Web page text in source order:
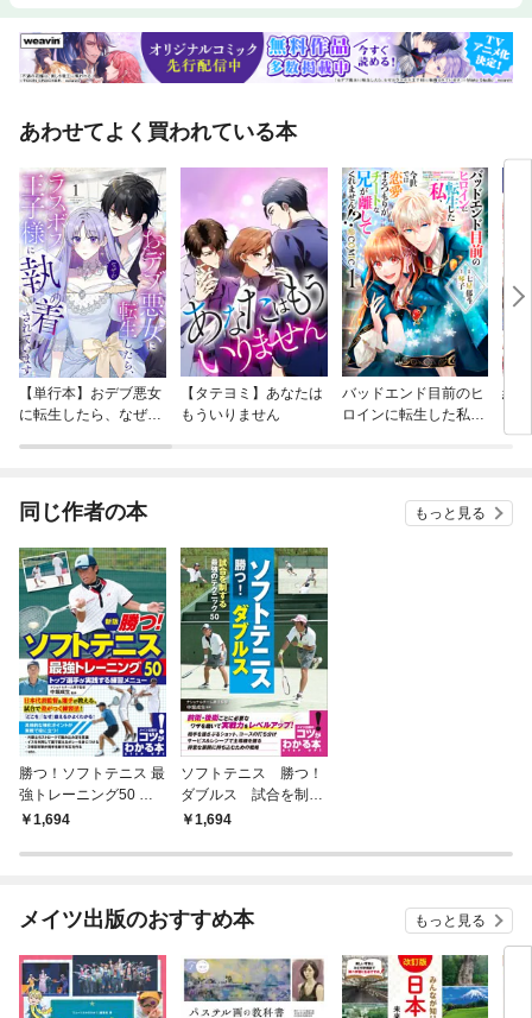
リップ・待球姿勢・フットワーク基本はウエスタングリップ。正しい待球
姿勢から打点へ*ポイント03 グラウンドストローク(フォアハンド)安定し
たグラウンドストロークが後衛のプレー全般を支える・・・など全16項目
なテクニックと読む力、思い切りの良さが必須*ポイント18 グリップ・待
*ポイント19 正面ボレー正面ボレーはあらゆるボレーの基礎・・・など全
14項目☆PART3 サービス&レシーブ*ポイント31 サービスの種類と特徴オ
ーバーハンドサービスとアンダーカットを使い分ける*ポイント32 オーバ
ーハンドサービス1ダイナミックなサービスで自分たちに流れを呼び込む*
ポイント33 オーバーハンドサービス2フラットサービスを基本としスライ
スやリバースも覚える・・・など全7項目☆PART4 ダブルスのゲームプラ
ン*ポイント38 ソフトテニスの陣形2人が前後に並ぶ雁行陣と横並びにな
る平行陣がある*ポイント39 ゲームプランを練る自分たちの調子や相手の
情報を元にプランを立てて試合に臨む*ポイント40 イメージトレーニング
良いイメージを思い描き自信を持って試合を迎える・・・など全13項目☆
Column*コラム01 ミスが出た時、続いた時の対応*コラム02 パートナーの
調子が悪い時の対応*コラム03 カウントによる戦い方*コラム04 ファイナ
フトテニス 最強のポイント50』を元に加筆・修正を行った新版です。
あわせてよく買われている本
【単行本】おデブ悪女
に転生したら、なぜか
【タテヨミ】あなたは
もういりません
バッドエンド目前のヒ
ロインに転生した私、
結
同じ作者の本 もっと見る
勝つ！ソフトテニス 最
強トレーニング50 ト
ップ選手が実践する練
1,694
ソフトテニス 勝つ！
ダブルス 試合を制す
る最強のテクニック50
1,694
メイツ出版のおすすめ本 もっと見る